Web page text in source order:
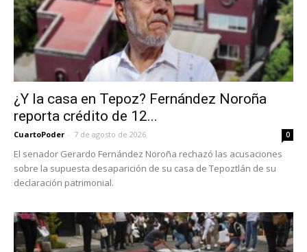
¿Y la casa en Tepoz? Fernández Noroña
reporta crédito de 12...
CuartoPoder - 7 de agosto de 2026 0
El senador Gerardo Fernández Noroña rechazó las acusaciones
sobre la supuesta desaparición de su casa de Tepoztlán de su
declaración patrimonial.